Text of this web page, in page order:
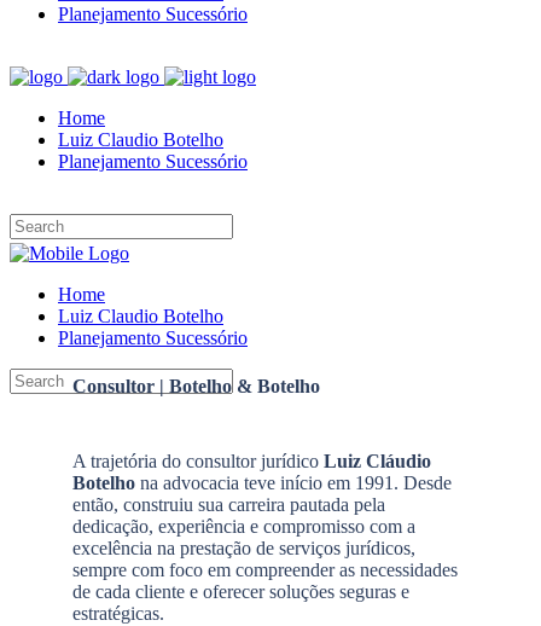
Planejamento Sucessório
Home
Luiz Claudio Botelho
Planejamento Sucessório
Home
Luiz Claudio Botelho
Planejamento Sucessório
Consultor | Botelho & Botelho
A trajetória do consultor jurídico Luiz Cláudio
Botelhona advocacia teve início em 1991. Desde
então, construiu sua carreira pautada pela
dedicação, experiência e compromisso com a
excelência na prestação de serviços jurídicos,
sempre com foco em compreender as necessidades
de cada cliente e oferecer soluções seguras e
estratégicas.